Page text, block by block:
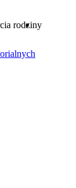
rodziny